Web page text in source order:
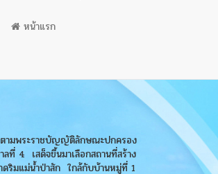
หน้าแรก
ามพระราชบัญญัติลักษณะปกครอง
ที่ 4 เสด็จขึ้นมาเลือกสถานที่สร้าง
ดริมแม่น้ำป่าสัก ใกล้กับบ้านหมู่ที่ 1